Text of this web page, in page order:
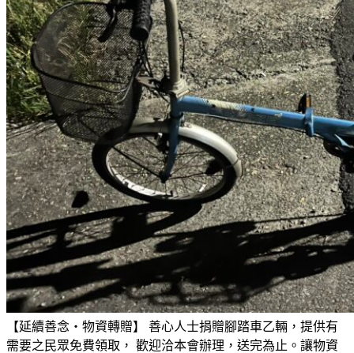
【延續善念・物資轉贈】 善心人士捐贈腳踏車乙輛，提供有
需要之民眾免費領取， 歡迎洽本會辦理，送完為止。讓物資